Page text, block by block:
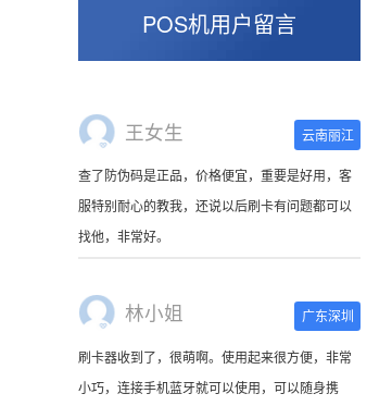
POS机用户留言
王女生 云南丽江
查了防伪码是正品，价格便宜，重要是好用，客
服特别耐心的教我，还说以后刷卡有问题都可以
找他，非常好。
林小姐 广东深圳
刷卡器收到了，很萌啊。使用起来很方便，非常
小巧，连接手机蓝牙就可以使用，可以随身携